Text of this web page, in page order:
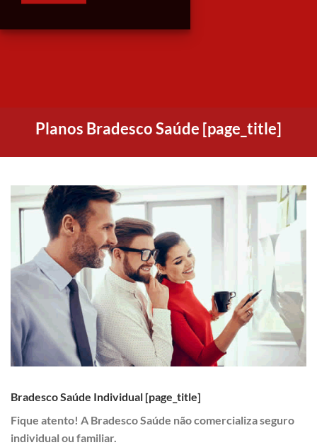
Planos Bradesco Saúde [page_title]
Bradesco Saúde Individual [page_title]
Fique atento! A Bradesco Saúde não comercializa seguro
individual ou familiar.